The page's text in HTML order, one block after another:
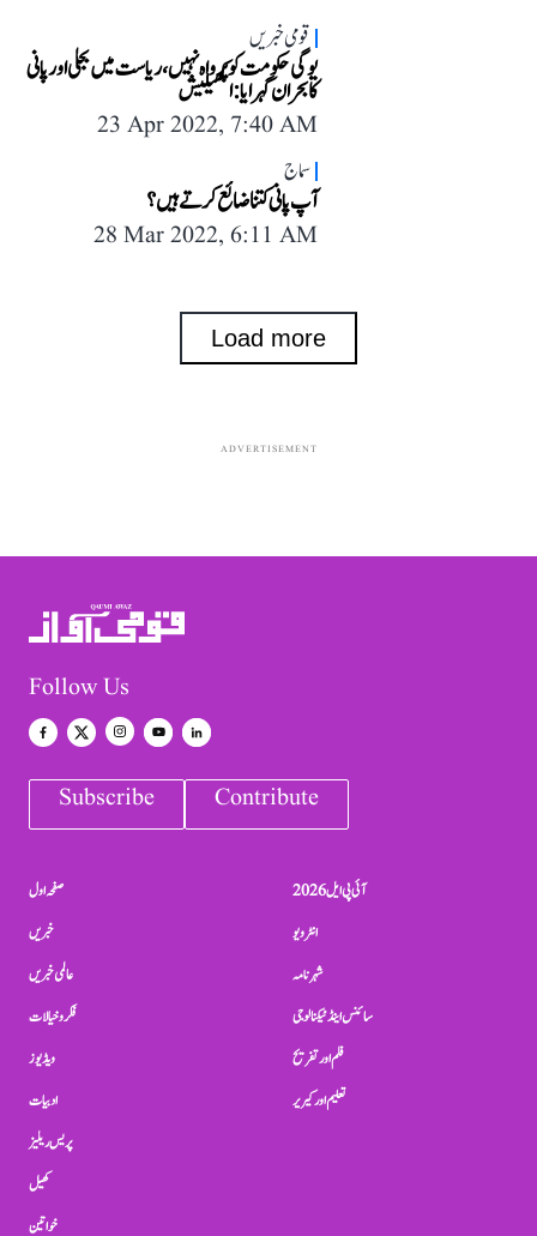
قومی خبریں
یوگی حکومت کو پرواہ نہیں ،ریاست میں بجلی اور پانی
کا بحران گہرایا : اکھیلیش
23 Apr 2022, 7:40 AM
سماج
آپ پانی کتنا ضائع کرتے ہیں؟
28 Mar 2022, 6:11 AM
Load more
ADVERTISEMENT
Follow Us
Subscribe Contribute
صفحہ اول
خبریں
عالمی خبریں
فکر و خیالات
ویڈیوز
ادبیات
پریس ریلیز
کھیل
خواتین
آئی پی ایل 2026
انٹرویو
شہرنامہ
سائنس اینڈ ٹیکنالوجی
فلم اور تفریح
تعلیم اور کیریر